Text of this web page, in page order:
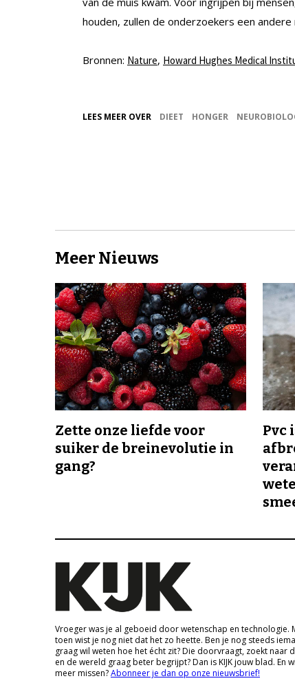
houden, zullen de onderzoekers een
Bronnen: Nature, Howard Hughes Medical
LEES MEER OVER DIEET HONGER
Meer Nieuws
Zette onze liefde voor
suiker de breinevolutie in
gang?
Pvc
Vroeger was je al geboeid door wetenschap en technologie.
toen wist je nog niet dat het zo heette. Ben je nog steeds
graag wil weten hoe het écht zit? Die doorvraagt, zoekt naar
en de wereld graag beter begrijpt? Dan is KIJK jouw blad. En
meer missen?Abonneer je dan op onze nieuwsbrief!